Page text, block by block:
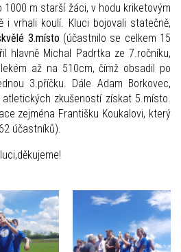
1000 m starší žáci, v hodu kriketovým
i vrhali koulí. Kluci bojovali statečně,
3.místo (účastnilo se celkem 15
hlavně Michal Padrtka ze 7.ročníku,
až na 510cm, čímž obsadil po
3.příčku. Dále Adam Borkovec,
zkušeností získat 5.místo.
zejména Františku Koukalovi, který
účastníků).